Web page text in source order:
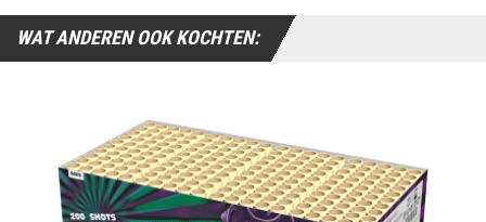
WAT ANDEREN OOK KOCHTEN: